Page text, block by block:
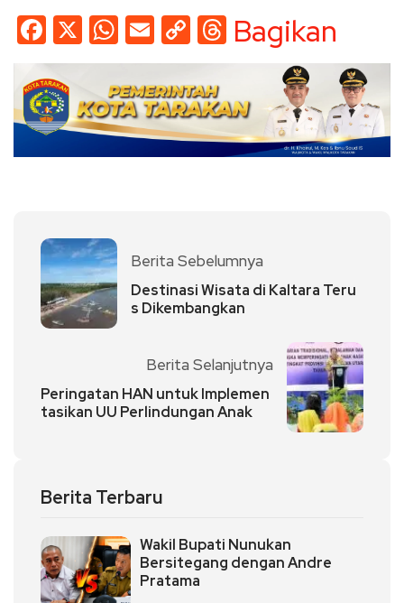
Facebook
X WhatsApp
EmailCopy
Link
Threads
Bagikan
Berita Sebelumnya
Destinasi Wisata di Kaltara Teru
s Dikembangkan
Berita Selanjutnya
Peringatan HAN untuk Implemen
tasikan UU Perlindungan Anak
Berita Terbaru
Wakil Bupati Nunukan
Bersitegang dengan Andre
Pratama